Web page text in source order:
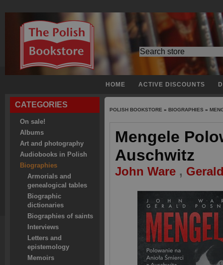
HOME ACTIVE DISCOUNTS
CATEGORIES
On sale!
Albums
Art and photography
Audiobooks in Polish
Biographies
Armorials and
genealogical tables
Biographic
dictionaries
Biographies of saints
Interviews
Letters and
epistemology
Memoirs
POLISH BOOKSTORE » BIOGRAPHIES »
Mengele
Auschwitz
John Ware ,